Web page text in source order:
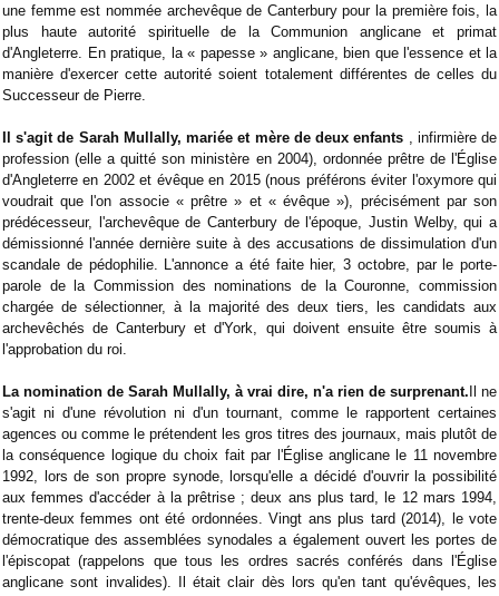
une femme est nommée archevêque de Canterbury pour la première fois, la
plus haute autorité spirituelle de la Communion anglicane et primat
d'Angleterre. En pratique, la « papesse » anglicane, bien que l'essence et la
manière d'exercer cette autorité soient totalement différentes de celles du
Successeur de Pierre.
Il s'agit de Sarah Mullally, mariée et mère de deux enfants , infirmière de
profession (elle a quitté son ministère en 2004), ordonnée prêtre de l'Église
d'Angleterre en 2002 et évêque en 2015 (nous préférons éviter l'oxymore qui
voudrait que l'on associe « prêtre » et « évêque »), précisément par son
prédécesseur, l'archevêque de Canterbury de l'époque, Justin Welby, qui a
démissionné l'année dernière suite à des accusations de dissimulation d'un
scandale de pédophilie. L'annonce a été faite hier, 3 octobre, par le porte-
parole de la Commission des nominations de la Couronne, commission
chargée de sélectionner, à la majorité des deux tiers, les candidats aux
archevêchés de Canterbury et d'York, qui doivent ensuite être soumis à
l'approbation du roi.
La nomination de Sarah Mullally, à vrai dire, n'a rien de surprenant. Il ne
s'agit ni d'une révolution ni d'un tournant, comme le rapportent certaines
agences ou comme le prétendent les gros titres des journaux, mais plutôt de
la conséquence logique du choix fait par l'Église anglicane le 11 novembre
1992, lors de son propre synode, lorsqu'elle a décidé d'ouvrir la possibilité
aux femmes d'accéder à la prêtrise ; deux ans plus tard, le 12 mars 1994,
trente-deux femmes ont été ordonnées. Vingt ans plus tard (2014), le vote
démocratique des assemblées synodales a également ouvert les portes de
l'épiscopat (rappelons que tous les ordres sacrés conférés dans l'Église
anglicane sont invalides). Il était clair dès lors qu'en tant qu'évêques, les